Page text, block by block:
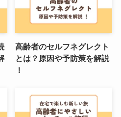
高齢者のセルフネグレクト
とは？原因や予防策を解説
！